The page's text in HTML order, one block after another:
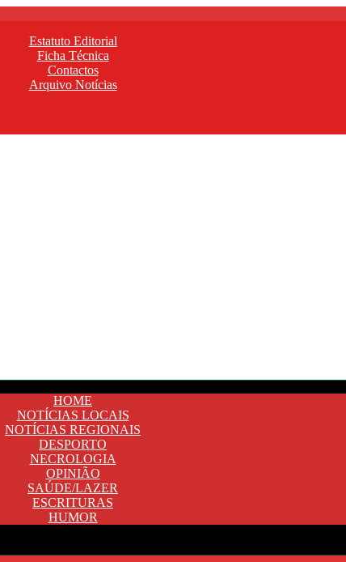
Estatuto Editorial
Ficha Técnica
Contactos
Arquivo Notícias
HOME
NOTÍCIAS LOCAIS
NOTÍCIAS REGIONAIS
DESPORTO
NECROLOGIA
OPINIÃO
SAÚDE/LAZER
ESCRITURAS
HUMOR